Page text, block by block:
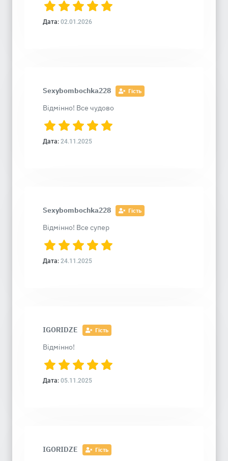
Дата: 02.01.2026
Sexybombochka228 Гість
Відмінно! Все чудово
Дата: 24.11.2025
Sexybombochka228 Гість
Відмінно! Все супер
Дата: 24.11.2025
IGORIDZE Гість
Відмінно!
Дата: 05.11.2025
IGORIDZE Гість